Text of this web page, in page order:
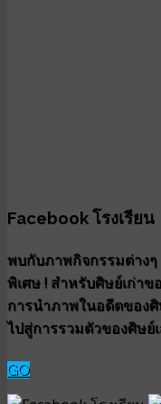
Facebook โรงเรียน
พบกับภาพกิจกรรมต่างๆ
พิเศษ ! สำหรับศิษย์เก่าข
การนำภาพในอดีตของศิ
ไปสู่การรวมตัวของศิษย์
GO